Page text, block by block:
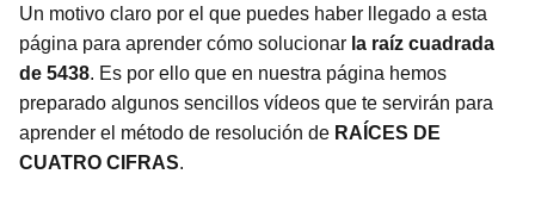
Un motivo claro por el que puedes haber llegado a esta
página para aprender cómo solucionar la raíz cuadrada
de 5438. Es por ello que en nuestra página hemos
preparado algunos sencillos vídeos que te servirán para
aprender el método de resolución de RAÍCES DE
CUATRO CIFRAS.